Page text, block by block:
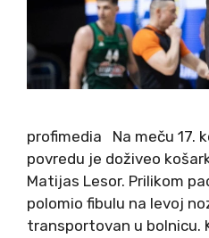
profimedia Na meču 17.
povredu je doživeo
Matijas Lesor. Prilikom
polomio fibulu na levoj
transportovan u bolnicu.